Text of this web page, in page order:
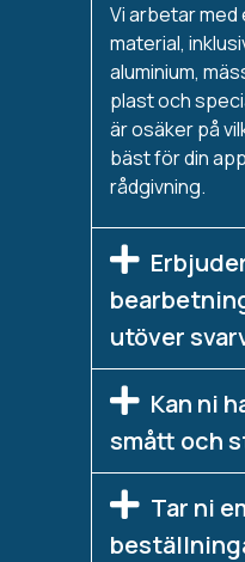
Vi arbetar med
material,
aluminium,
plast och
är osäker på
bäst för din
rådgivning.
utöver
Kan ni
smått och
Tar ni